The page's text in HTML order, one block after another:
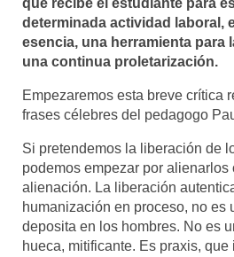
que recibe el estudiante para
determinada actividad laboral,
esencia, una herramienta para
una continua proletarización.
Empezaremos esta breve crítica
frases célebres del pedagogo
Si pretendemos la liberación de
podemos empezar por alienarlos
alienación. La liberación
humanización en proceso, no es
deposita en los hombres. No es
hueca, mitificante. Es praxis,